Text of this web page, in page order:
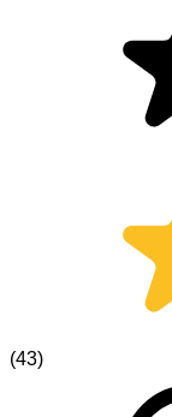
(43)